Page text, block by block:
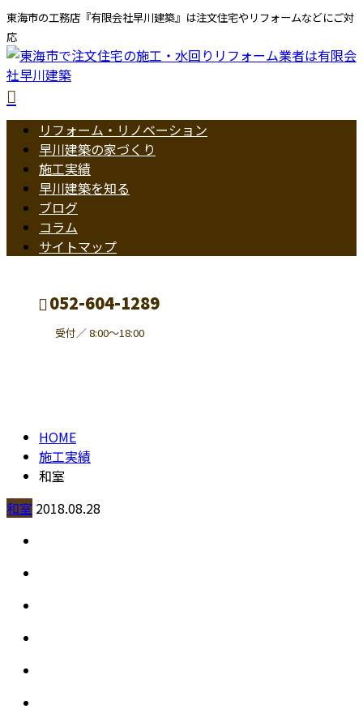
東海市の工務店『有限会社早川建築』は注文住宅やリフォームなどにご対
応
リフォーム・リノベーション
早川建築の家づくり
施工実績
早川建築を知る
ブログ
コラム
サイトマップ
052-604-1289
受付／ 8:00～18:00
HOME
施工実績
和室
和室 2018.08.28